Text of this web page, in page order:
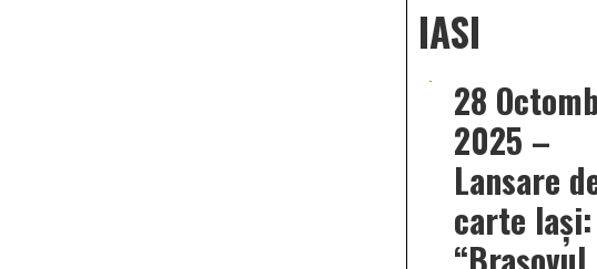
IASI
28
2025 –
Lansare
carte lași: